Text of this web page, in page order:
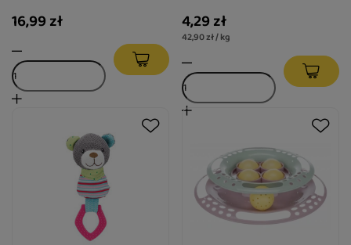
16,99 zł 4,29 zł
42,90 zł / kg